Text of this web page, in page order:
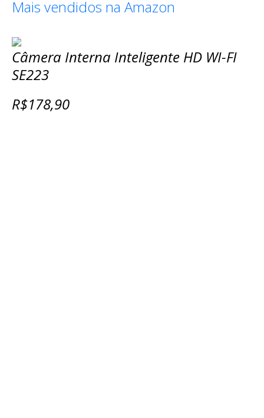
Mais vendidos na Amazon
Câmera Interna Inteligente HD WI-FI
SE223
R$178,90